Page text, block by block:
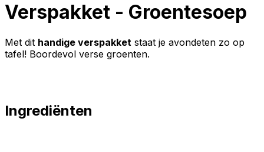
Verspakket - Groentesoep
Met dit handige verspakket staat je avondeten zo op
tafel! Boordevol verse groenten.
Ingrediënten